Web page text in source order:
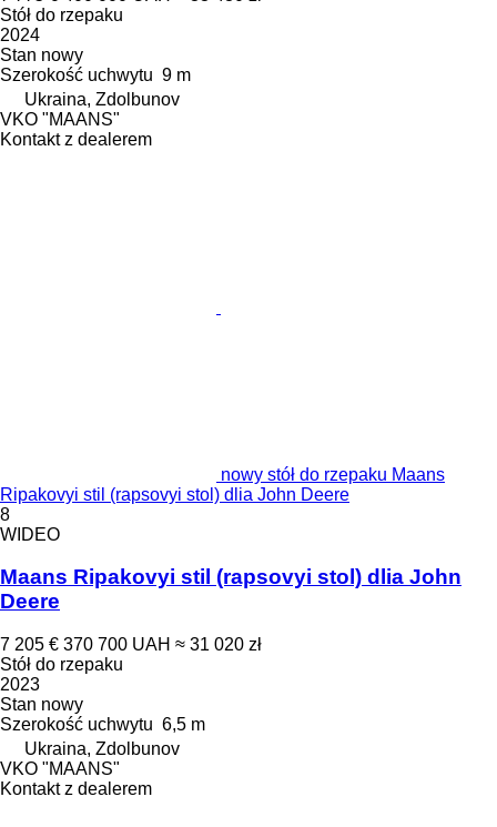
Stół do rzepaku
2024
Stan nowy
Szerokość uchwytu 9 m
Ukraina, Zdolbunov
VKO "MAANS"
Kontakt z dealerem
nowy stół do rzepaku Maans
Ripakovyi stil (rapsovyi stol) dlia John Deere
8
WIDEO
Maans Ripakovyi stil (rapsovyi stol) dlia John
Deere
7 205 € 370 700 UAH ≈ 31 020 zł
Stół do rzepaku
2023
Stan nowy
Szerokość uchwytu 6,5 m
Ukraina, Zdolbunov
VKO "MAANS"
Kontakt z dealerem